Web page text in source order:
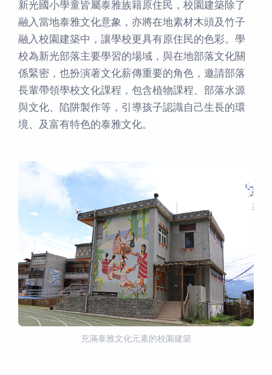
新光國小學童皆屬泰雅族籍原住民，校園建築除了
融入當地泰雅文化意象，亦將在地素材木頭及竹子
融入校園建築中，讓學校更具有原住民的色彩。學
校為新光部落主要學習的場域，與在地部落文化關
係緊密，也扮演著文化薪傳重要的角色，邀請部落
長輩帶領學校文化課程，包含植物課程、部落水源
與文化、陷阱製作等，引導孩子認識自己生長的環
境、及富有特色的泰雅文化。
充滿泰雅文化元素的校園建築